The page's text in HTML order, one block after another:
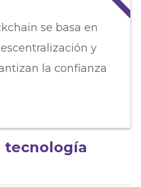
se basa en
y
la confianza
tecnología